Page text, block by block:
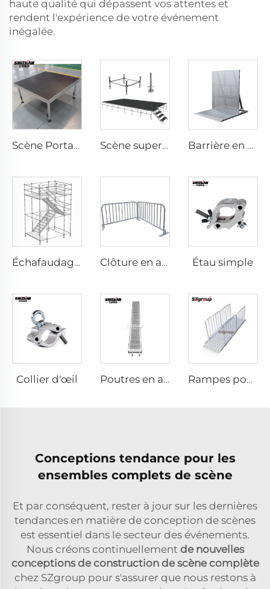
haute qualité qui dépassent vos attentes et
rendent l'expérience de votre événement
inégalée.
Scène Portative en Aluminium Scène superposée Barrière en aluminium
Échafaudage en aluminium à couches Clôture en acier Étau simple
Collier d'œil Poutres en aluminium pour échafaudage Rampes pour fauteuils roulants et scooters
Conceptions tendance pour les
ensembles complets de scène
Et par conséquent, rester à jour sur les dernières
tendances en matière de conception de scènes
est essentiel dans le secteur des événements.
Nous créons continuellement de nouvelles
conceptions de construction de scène complète
chez SZgroup pour s'assurer que nous restons à